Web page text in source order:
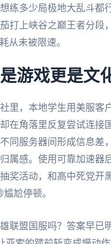
练多少局极地大乱斗都
打上峡谷之巅王者分段
从未被限速。
游戏更是文
里，本地学生用美服客
在角落里反复尝试连接
同服务器间形成信息差
属感。使用可靠加速器
奖活动，和高中死党开
尬停顿。
联盟国服吗？答案早已